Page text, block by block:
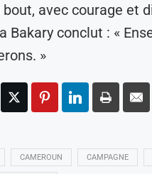
bout, avec courage et
Bakary conclut : «
»
CAMEROUN CAMPAGNE